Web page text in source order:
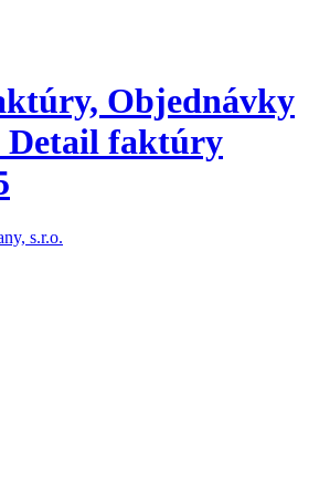
Objednávky
faktúry